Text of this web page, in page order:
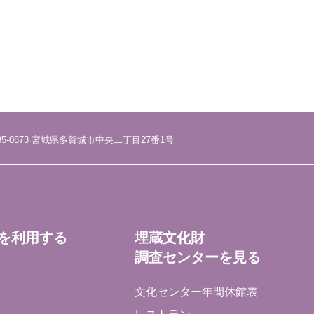
0873 宮城県多賀城市中央二丁目27番1号
利用する
埋蔵文化財
調査センターを見る
文化センター年間休館表